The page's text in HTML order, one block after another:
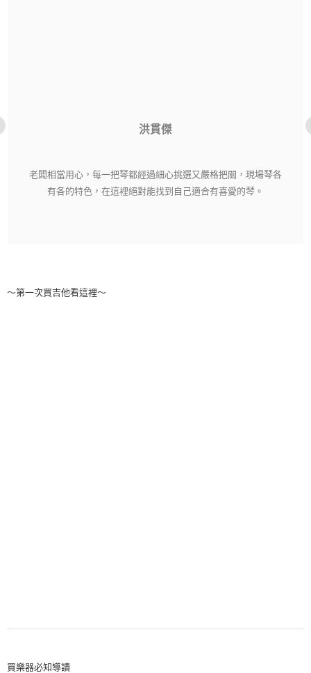
洪貫傑
老闆相當用心，每一把琴都經過細心挑選又嚴格把關，現場琴各
有各的特色，在這裡絕對能找到自己適合有喜愛的琴。
～第一次買吉他看這裡～
買樂器必知導讀